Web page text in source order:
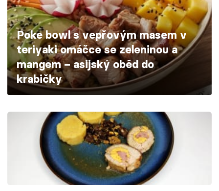
Škola vaření
Recepty z TV
Speciál: Cuketa
Těhotnej kuchař
Přihlášení
Sledujte nás
Poke bowl s vepřovým masem v
teriyaki omáčce se zeleninou a
mangem – asijský oběd do
krabičky